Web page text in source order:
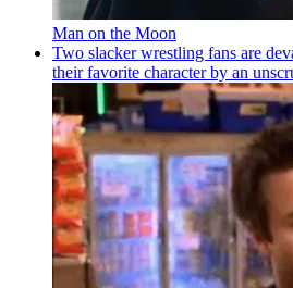
Man on the Moon
Two slacker wrestling fans are
their favorite character by an